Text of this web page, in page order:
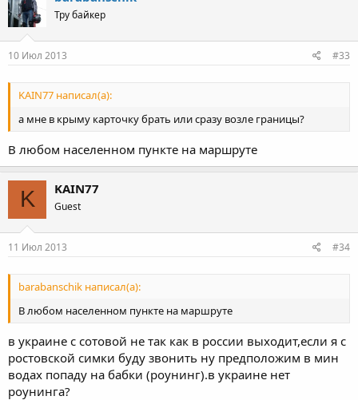
Тру байкер
10 Июл 2013 #33
KAIN77 написал(а):
а мне в крыму карточку брать или сразу возле границы?
В любом населенном пункте на маршруте
K KAIN77
Guest
11 Июл 2013 #34
barabanschik написал(а):
В любом населенном пункте на маршруте
в украине с сотовой не так как в россии выходит,если я с
ростовской симки буду звонить ну предположим в мин
водах попаду на бабки (роунинг).в украине нет
роунинга?